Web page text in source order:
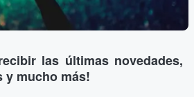
las últimas novedades,
y mucho más!